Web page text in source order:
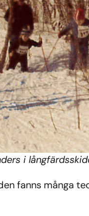
i
fanns många